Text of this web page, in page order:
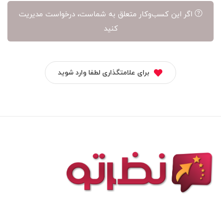
اگر این کسب‌وکار متعلق به شماست، درخواست مدیریت
کنید
برای علامتگذاری لطفا وارد شوید